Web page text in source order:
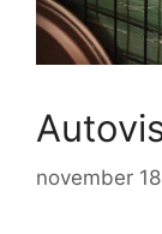
november